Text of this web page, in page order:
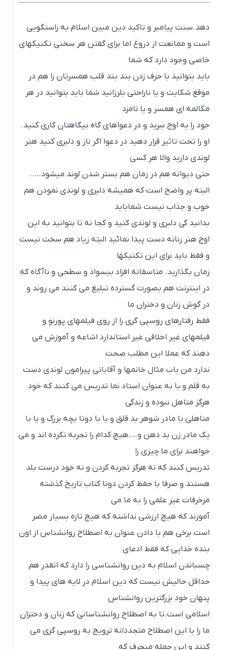
دهد.سنت پیامبر و تاکید دین مبین اسلام به راستگویی
است و ممانعت از دروغ اما برای گفتن هر سخنی تکنیکهای
خاصی وجود دارد که شما
باید بتوانید با حرف زدن بند بند قلب همسرتان را هم در
موقع شکایت و یا ناراحتی بلرزانید شما باید بتوانید در هر
مکالمه ای همسر و یا نامزد
خود را به اوج ببرید و در دعواهای گاه بیگاهتان کاری کنید.
او را تحت تاثیر قرار دهید در دعوا اگر ناز و دلبری کنید هنر
لوندی دارید والا هر کسی
حتی دیوانه هم در زمان هم بستر شدن لوند میشود…..
البته پر واضح است که همیشه دلبری و لوندی نمودن هم
خوب و جذاب نیست شماباید
بدانید کی دلبری و لوندی کنید و کجا نه تا بتوانید به این
اوج هنر زنانه دست پیدا نمائید البته زیاد هم سخت نیست
و فقط باید برای این تکنیکها
زمان بگذارید. متاسفانه افراد بیسواد و سطحی و ناآگاه که
در اینترنت هم بصورت گسترده تبلیغ می کنند می روند و
در گوش زنان و دختران ما
فقط رفتارهای روسپی گری را از روی فیلمهای پورنو و
فیلمهای غیر اخلاقی غیر استاندارد اشاعه و آموزش می
دهند که عملا این مطلب صحت
ندارد من باب مثال خانمها و آقایانی پیرامون لوندی دست
به قلم و یا به عنوان استاد نما تدریس می کنند که خود
هرگز متاهل نبوده و زندگی
متاهلی با مادر شوهر بد قلق و یا با دوتا بچه بزرگ و یا با
یک مادر زن بد دهن و….هیچ کدام را تجربه نکرده اند و می
خواهند برای ما چیزی را
تدریس کنند که نه هرگز تجربه کردن و نه خود درست بلد
هستند و صرفا با حفظ کردن دوتا کتاب تاریخ گذشته
مزخرفات غیر علمی را به ما می
آموزند که هیچ ارزشی نداشته که هیچ تازه بسیار مضر
است برخی هم با دادن عنوان به اصطلاح روانشناس از اون
بنده خدایی که فقط ادعای
چسباندن اسلام به دین روانشناسی را دارد که انقدر هم
حداقل حالیش نیست که دین اسلام در لایه های پیدا و
پنهان خود بزرگترین روانشناس
اسلامی است.تا به اصطلاح روانشناسانی که زنان و دختران
ما را با این اصطلاح متجددانه ترویج به روسپی گری می
کنند و این جمله منحرف که